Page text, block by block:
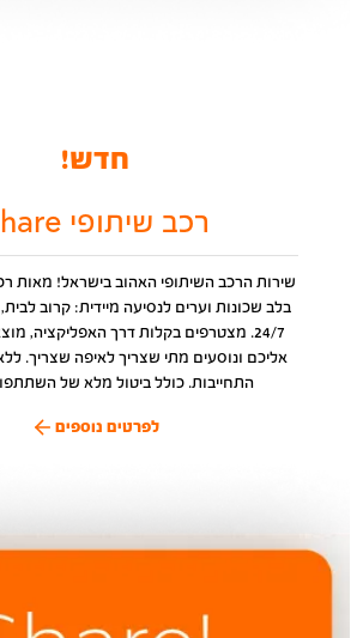
חדש!
רכב שיתופי Share
שירות הרכב השיתופי האהוב בישראל! מאות
בלב שכונות וערים לנסיעה מיידית: קרוב לבית,
24/7. מצטרפים בקלות דרך האפליקציה,
אליכם ונוסעים מתי שצריך לאיפה שצריך.
התחייבות. כולל ביטול מלא של
לפרטים נוספים